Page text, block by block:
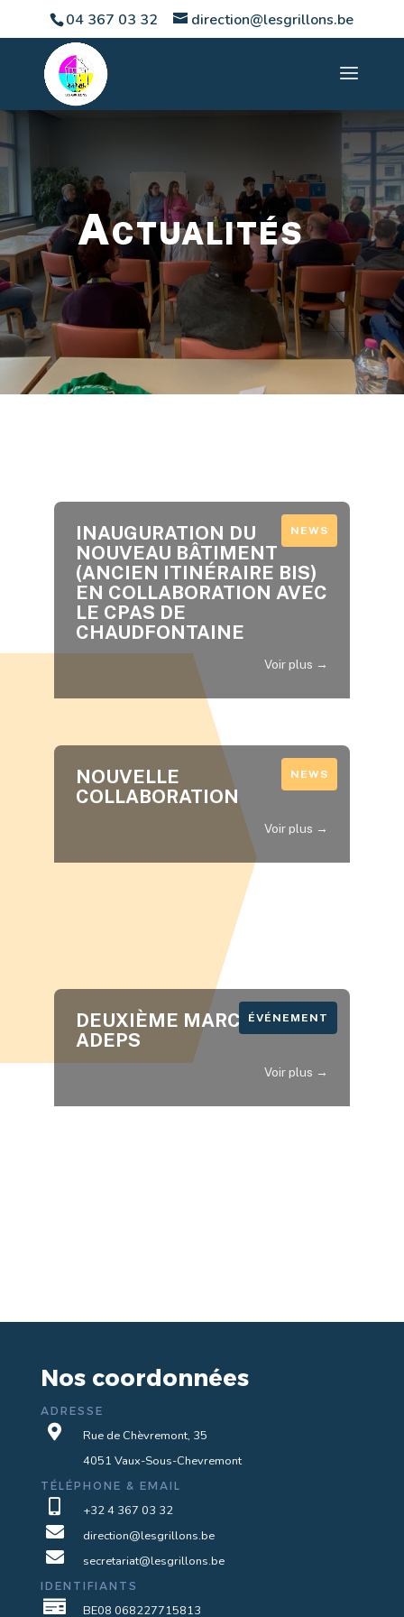
04 367 03 32 direction@lesgrillons.be
Actualités
NEWS
INAUGURATION DU
NOUVEAU BÂTIMENT
(ANCIEN ITINÉRAIRE BIS)
EN COLLABORATION AVEC
LE CPAS DE
CHAUDFONTAINE
Voir plus →
NEWS
NOUVELLE
COLLABORATION
Voir plus →
ÉVÉNEMENT
NEWS
DEUXIÈME MARCHE
ADEPS
Voir plus →
Nos coordonnées
ADRESSE

Rue de Chèvremont, 35
4051 Vaux-Sous-Chevremont
TÉLÉPHONE & EMAIL
 +32 4 367 03 32
 direction@lesgrillons.be
 secretariat@lesgrillons.be
IDENTIFIANTS
 BE08 068227715813